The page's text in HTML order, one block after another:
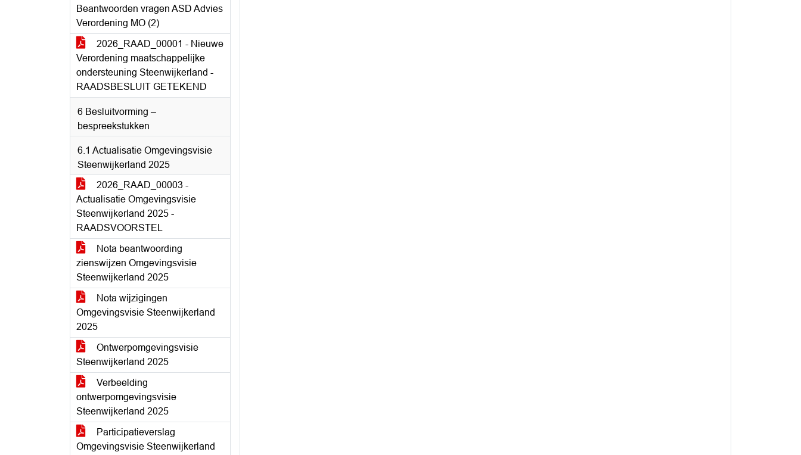
Beantwoorden vragen ASD Advies
Verordening MO (2)
2026_RAAD_00001 - Nieuwe
Verordening maatschappelijke
ondersteuning Steenwijkerland -
RAADSBESLUIT GETEKEND
6 Besluitvorming –
bespreekstukken
6.1 Actualisatie Omgevingsvisie
Steenwijkerland 2025
2026_RAAD_00003 -
Actualisatie Omgevingsvisie
Steenwijkerland 2025 -
RAADSVOORSTEL
Nota beantwoording
zienswijzen Omgevingsvisie
Steenwijkerland 2025
Nota wijzigingen
Omgevingsvisie Steenwijkerland
2025
Ontwerpomgevingsvisie
Steenwijkerland 2025
Verbeelding
ontwerpomgevingsvisie
Steenwijkerland 2025
Participatieverslag
Omgevingsvisie Steenwijkerland